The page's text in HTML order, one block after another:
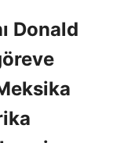
Donald